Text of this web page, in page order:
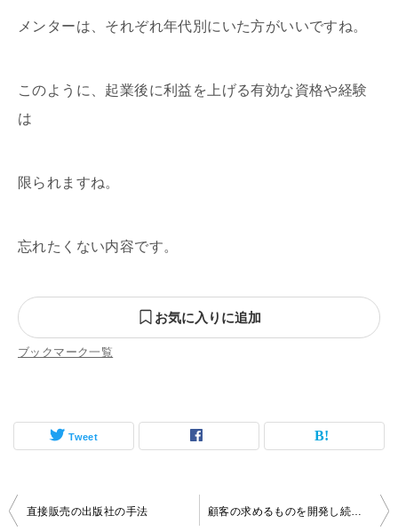
メンターは、それぞれ年代別にいた方がいいですね。
このように、起業後に利益を上げる有効な資格や経験
は
限られますね。
忘れたくない内容です。
お気に入りに追加
ブックマーク一覧
Tweet
投
直接販売の出版社の手法